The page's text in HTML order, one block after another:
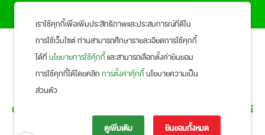
Office 123 AMPOLFOOD HQ 123 ถนนสวนผัก แขวงศาลาธรรมสพน์
เขตทวีวัฒนา กรุงเทพมหานคร 10170
เราใช้คุกกี้เพื่อเพิ่มประสิทธิภาพและประสบการณ์ที่ดีใน
การใช้เว็บไซต์ ท่านสามารถศึกษารายละเอียดการใช้คุกกี้
ได้ที่นโยบายการใช้คุ้กกี้และสามารถเลือกตั้งค่ายินยอม
การใช้คุกกี้ได้โดยคลิก การตั้งค่าคุ้กกี้นโยบายความเป็น
ส่วนตัว
ดูเพิ่มเติม ยินยอมทั้งหมด